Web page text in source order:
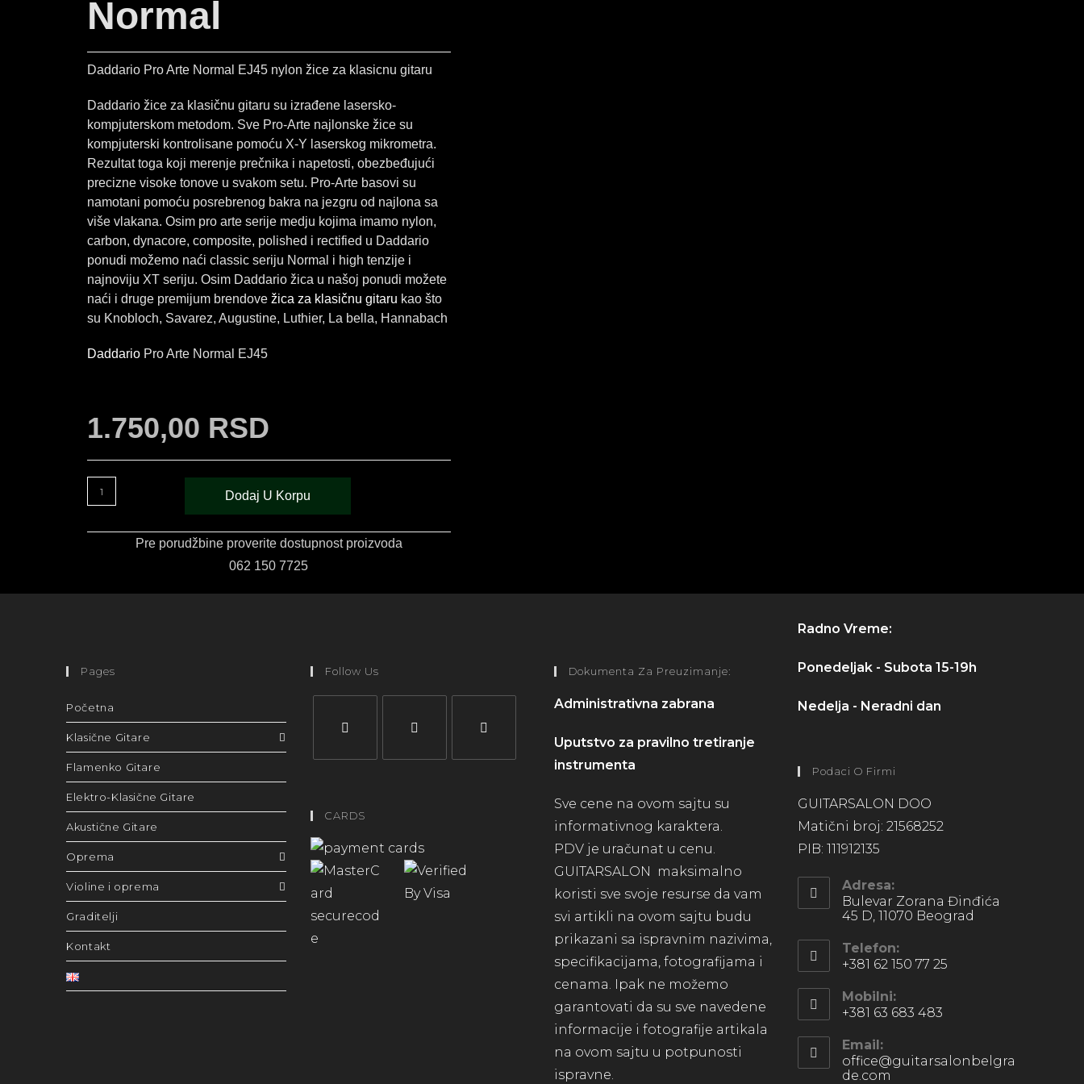
Normal
Daddario Pro Arte Normal EJ45 nylon žice za klasicnu gitaru
Daddario žice za klasičnu gitaru su izrađene lasersko-
kompjuterskom metodom. Sve Pro-Arte najlonske žice su
kompjuterski kontrolisane pomoću X-Y laserskog mikrometra.
Rezultat toga koji merenje prečnika i napetosti, obezbeđujući
precizne visoke tonove u svakom setu. Pro-Arte basovi su
namotani pomoću posrebrenog bakra na jezgru od najlona sa
više vlakana. Osim pro arte serije medju kojima imamo nylon,
carbon, dynacore, composite, polished i rectified u Daddario
ponudi možemo naći classic seriju Normal i high tenzije i
najnoviju XT seriju. Osim Daddario žica u našoj ponudi možete
naći i druge premijum brendovežica za klasičnu gitaru kao što
su Knobloch, Savarez, Augustine, Luthier, La bella, Hannabach
DaddarioPro Arte Normal EJ45
1.750,00 RSD
Dodaj U Korpu
Pre porudžbine proverite dostupnost proizvoda
062 150 7725
Pages
Početna
Klasične Gitare
Flamenko Gitare
Elektro-Klasične Gitare
Akustične Gitare
Oprema
Violine i oprema
Graditelji
Kontakt
Follow Us
CARDS
Dokumenta Za Preuzimanje:
Administrativna zabrana
Uputstvo za pravilno tretiranje
instrumenta
Sve cene na ovom sajtu su
informativnog karaktera.
PDV je uračunat u cenu.
GUITARSALON maksimalno
koristi sve svoje resurse da vam
svi artikli na ovom sajtu budu
prikazani sa ispravnim nazivima,
specifikacijama, fotografijama i
cenama. Ipak ne možemo
garantovati da su sve navedene
informacije i fotografije artikala
na ovom sajtu u potpunosti
ispravne.
Radno Vreme:
Ponedeljak - Subota 15-19h
Nedelja - Neradni dan
Podaci O Firmi
GUITARSALON DOO
Matični broj: 21568252
PIB: 111912135
Adresa:
Bulevar Zorana Đinđića
45 D, 11070 Beograd
Telefon:
+381 62 150 77 25
Mobilni:
+381 63 683 483
Email:
office@guitarsalonbelgra
de.com